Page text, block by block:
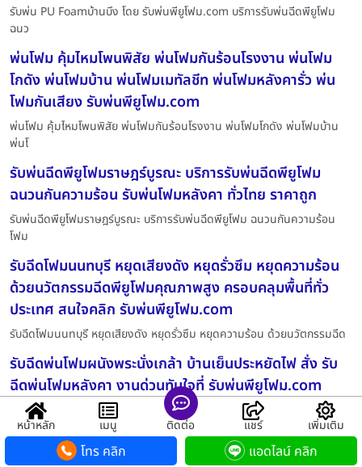
รับพ่น PU Foamบ้านบึง โดย รับพ่นพียูโฟม.com บริการรับพ่นฉีดพียูโฟม
ฉนว
พ่นโฟม คุ้มไหมโพนพิสัย พ่นโฟมกันร้อนโรงงาน พ่นโฟม
โกดัง พ่นโฟมบ้าน พ่นโฟมเมทัลชีท พ่นโฟมหลังคารั่ว พ่น
โฟมกันเสียง รับพ่นพียูโฟม.com
พ่นโฟม คุ้มไหมโพนพิสัย พ่นโฟมกันร้อนโรงงาน พ่นโฟมโกดัง พ่นโฟมบ้าน
พ่นโ
รับพ่นฉีดพียูโฟมราษฎร์บูรณะ บริการรับพ่นฉีดพียูโฟม
ฉนวนกันความร้อน รับพ่นโฟมหลังคา ทั่วไทย ราคาถูก
รับพ่นฉีดพียูโฟมราษฎร์บูรณะ บริการรับพ่นฉีดพียูโฟม ฉนวนกันความร้อน
โฟม
รับฉีดโฟมนนทบุรี หยุดเสียงดัง หยุดรั่วซึม หยุดความร้อน
ด้วยนวัตกรรมฉีดพียูโฟมคุณภาพสูง ครอบคลุมพื้นที่ทั่ว
ประเทศ สนใจคลิก รับพ่นพียูโฟม.com
รับฉีดโฟมนนทบุรี หยุดเสียงดัง หยุดรั่วซึม หยุดความร้อน ด้วยนวัตกรรมฉีด
รับฉีดพ่นโฟมผนังพระนั่งเกล้า บ้านเย็นประหยัดไฟ สั่ง รับ
ฉีดพ่นโฟมหลังคา งานด่วนทันใจที่ รับพ่นพียูโฟม.com
รับฉีดพ่นโฟมผนังพระนั่งเกล้า บ้านเย็นประหยัดไฟ สั่ง รับฉีดพ่นโฟมหลังคา
พ่นโฟมลดความร้อนกุมภวาปี บริษัทพ่นโฟม รับพ่นโฟม ผู้
เชี่ยวชาญพ่นโฟม บริษัทพ่นโฟมมาตรฐาน รับเหมาพ่นโฟม
หน้าหลัก เมนู ติดต่อ แชร์ เพิ่มเติม
โทร คลิก แอดไลน์ คลิก